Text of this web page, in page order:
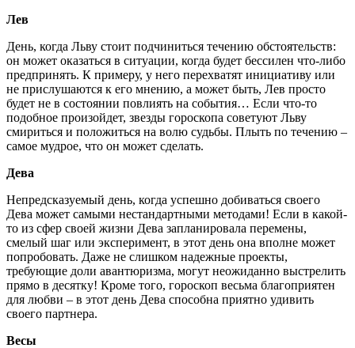
Лев
День, когда Льву стоит подчиниться течению обстоятельств:
он может оказаться в ситуации, когда будет бессилен что-либо
предпринять. К примеру, у него перехватят инициативу или
не прислушаются к его мнению, а может быть, Лев просто
будет не в состоянии повлиять на события… Если что-то
подобное произойдет, звезды гороскопа советуют Льву
смириться и положиться на волю судьбы. Плыть по течению –
самое мудрое, что он может сделать.
Дева
Непредсказуемый день, когда успешно добиваться своего
Дева может самыми нестандартными методами! Если в какой-
то из сфер своей жизни Дева запланировала перемены,
смелый шаг или эксперимент, в этот день она вполне может
попробовать. Даже не слишком надежные проекты,
требующие доли авантюризма, могут неожиданно выстрелить
прямо в десятку! Кроме того, гороскоп весьма благоприятен
для любви – в этот день Дева способна приятно удивить
своего партнера.
Весы